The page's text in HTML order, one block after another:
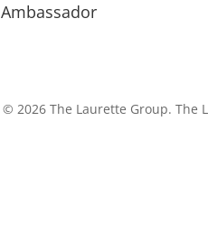
Ambassador
© 2026 The Laurette Group. The